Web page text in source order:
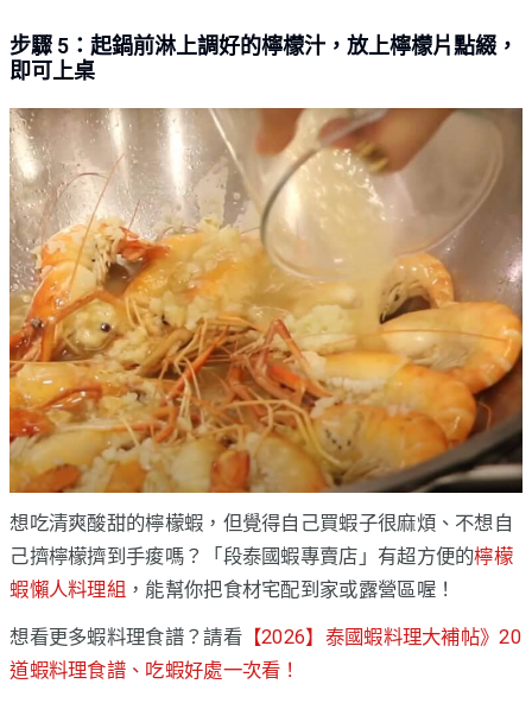
步驟 5：起鍋前淋上調好的檸檬汁，放上檸檬片點綴，
即可上桌
想吃清爽酸甜的檸檬蝦，但覺得自己買蝦子很麻煩、不想自
己擠檸檬擠到手痠嗎？「段泰國蝦專賣店」有超方便的檸檬
蝦懶人料理組 ，能幫你把食材宅配到家或露營區喔！
想看更多蝦料理食譜？請看【2026】泰國蝦料理大補帖》20
道蝦料理食譜、吃蝦好處一次看！